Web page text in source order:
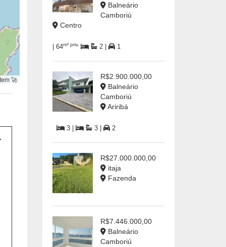
🚀
Balneário
Camboriú
Centro
| 64m² priv. 2 | 1
R$2.900.000,00
Balneário
Camboriú
Ariribá
3 | 3 | 2
R$27.000.000,00
itaja
Fazenda
R$7.446.000,00
Balneário
Camboriú